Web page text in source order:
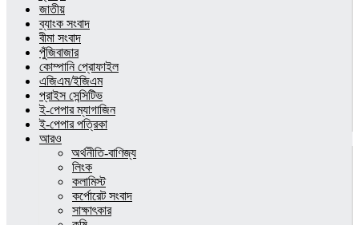
জাতীয়
ব্যাংক সংবাদ
বীমা সংবাদ
পুঁজিবাজার
কোম্পানি প্রোফাইল
এজিএম/ইজিএম
প্রাইস সেন্সিটিভ
ই-পেপার ম্যাগাজিন
ই-পেপার পত্রিকা
আরও
অর্থনীতি-বাণিজ্য
লিংক
কলামিস্ট
কর্পোরেট সংবাদ
সাক্ষাৎকার